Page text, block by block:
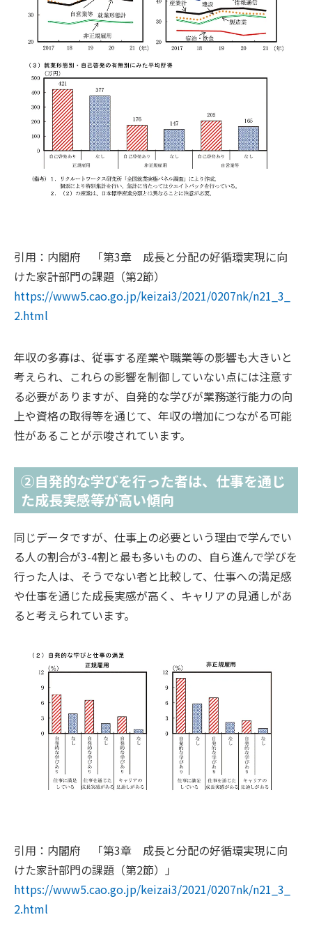
引用：内閣府 「第3章 成長と分配の好循環実現に向
けた家計部門の課題（第2節）
https://www5.cao.go.jp/keizai3/2021/0207nk/n21_3_
2.html
年収の多寡は、従事する産業や職業等の影響も大きいと
考えられ、これらの影響を制御していない点には注意す
る必要がありますが、自発的な学びが業務遂行能力の向
上や資格の取得等を通じて、年収の増加につながる可能
性があることが示唆されています。
②自発的な学びを行った者は、仕事を通じ
た成長実感等が高い傾向
同じデータですが、仕事上の必要という理由で学んでい
る人の割合が3-4割と最も多いものの、自ら進んで学びを
行った人は、そうでない者と比較して、仕事への満足感
や仕事を通じた成長実感が高く、キャリアの見通しがあ
ると考えられています。
引用：内閣府 「第3章 成長と分配の好循環実現に向
けた家計部門の課題（第2節）」
https://www5.cao.go.jp/keizai3/2021/0207nk/n21_3_
2.html